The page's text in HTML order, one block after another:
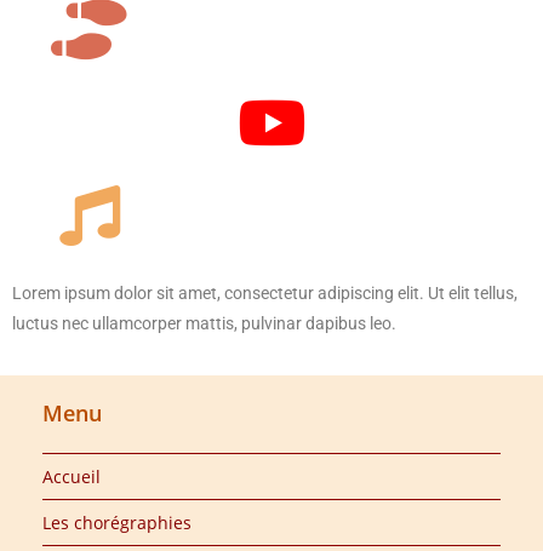
Lorem ipsum dolor sit amet, consectetur adipiscing elit. Ut elit tellus,
luctus nec ullamcorper mattis, pulvinar dapibus leo.
Menu
Accueil
Les chorégraphies